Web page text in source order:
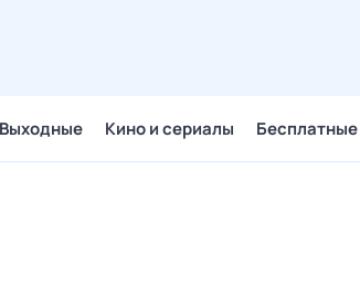
Выходные Кино и сериалы